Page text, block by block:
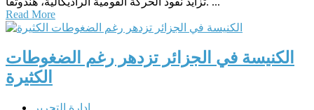
Read More
الكنيسة في الجزائر تزدهر رغم الضغوطات
الكثيرة